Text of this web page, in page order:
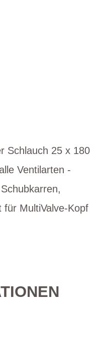
Schlauch 25 x 180
Ventilarten -
für MultiValve-Kopf